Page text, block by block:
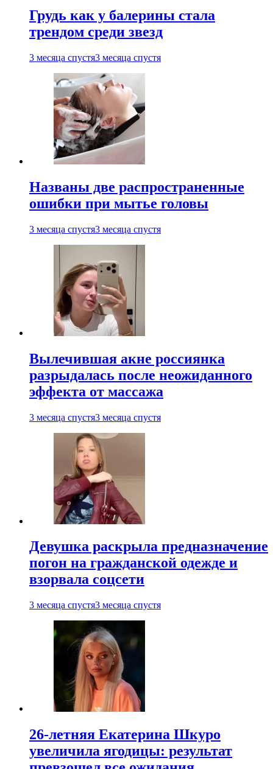
Грудь как у балерины стала
трендом среди звезд
3 месяца спустя3 месяца спустя
Названы две распространенные
ошибки при мытье головы
3 месяца спустя3 месяца спустя
Вылечившая акне россиянка
разрыдалась после неожиданного
эффекта от массажа
3 месяца спустя3 месяца спустя
Девушка раскрыла предназначение
погон на гражданской одежде и
взорвала соцсети
3 месяца спустя3 месяца спустя
26-летняя Екатерина Шкуро
увеличила ягодицы: результат